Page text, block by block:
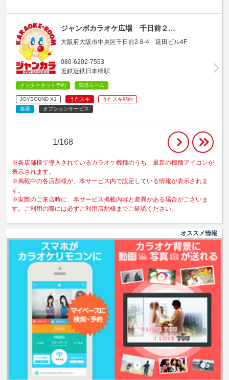
ジャンボカラオケ広場 千日前２…
大阪府大阪市中央区千日前2-8-4 延田ビル4F
080-6202-7553
近鉄近鉄日本橋駅
インターネット予約 禁煙ルーム
JOYSOUND X1 うたスキ
うたスキ動画
楽器
オプションサービス
1/168
※各店舗様で導入されているカラオケ機種のうち、最新の機種アイコンが
表示されます。
※掲載中の各店舗様が、本サービス内で設定している情報が表示されま
す。
※実際のご来店時に、本サービス掲載内容と差異がある場合がございま
す。ご利用の際には必ずご利用店舗様までご確認ください。
オススメ情報